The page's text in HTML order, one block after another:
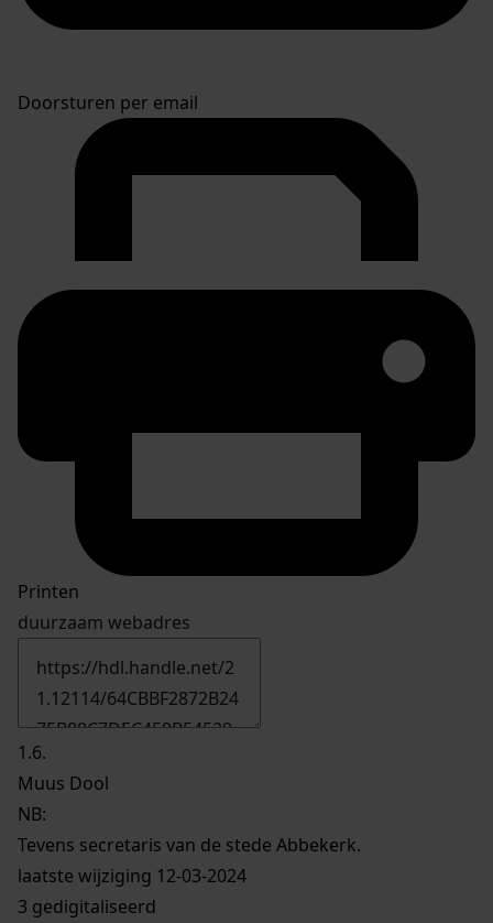
Doorsturen per email
Printen
duurzaam webadres
1.6.
Muus Dool
NB:
Tevens secretaris van de stede Abbekerk.
laatste wijziging 12-03-2024
3 gedigitaliseerd